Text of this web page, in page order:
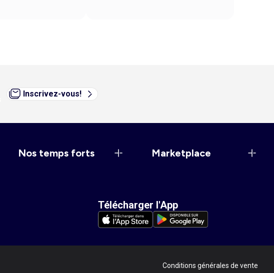
Inscrivez-vous!
Nos temps forts Marketplace
Télécharger l'App
Conditions générales de vente